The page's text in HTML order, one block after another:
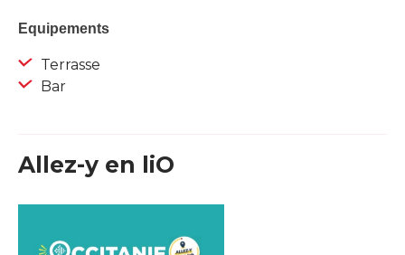
Equipements
Terrasse
Bar
Allez-y en liO